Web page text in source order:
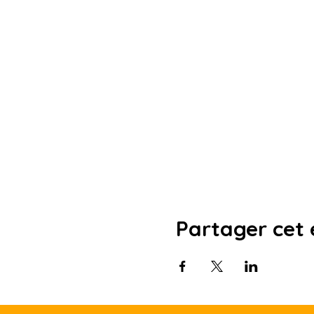
Partager cet